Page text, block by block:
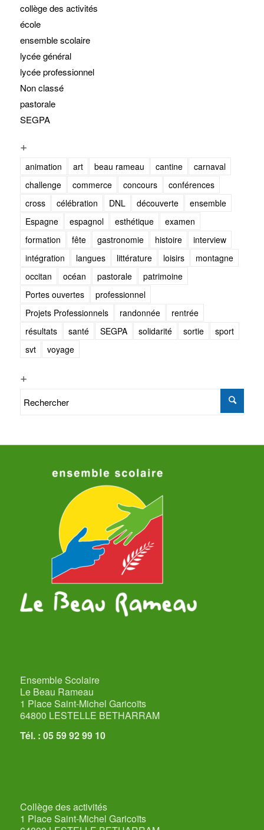
collège des activités
école
ensemble scolaire
lycée général
lycée professionnel
Non classé
pastorale
SEGPA
+
animation art beau rameau cantine
carnaval
challenge
commerce concours
conférences
cross
célébration DNL découverte
ensemble
Espagne
espagnol esthétique
examen
formation
fête gastronomie histoire
interview
intégration
langues littérature loisirs
montagne
occitan
océan pastorale
patrimoine
Portes ouvertes
professionnel
Projets Professionnels
randonnée
rentrée
résultats
santé SEGPA solidarité sortie
sport
svt
voyage
+
Ensemble Scolaire
Le Beau Rameau
1 Place Saint-Michel Garicoïts
64800 LESTELLE BETHARRAM
Tél. : 05 59 92 99 10
Collège des activités
1 Place Saint-Michel Garicoïts